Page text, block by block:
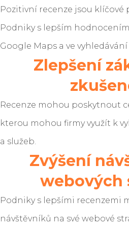
Pozitivní recenze jsou klíčové
Podniky s lepším
Google Maps a ve
Zlepšení
Recenze mohou poskytnout
kterou mohou firmy využít k
a služeb.
Zvýšení
webových
Podniky s lepšími recenzemi
návštěvníků na své webové